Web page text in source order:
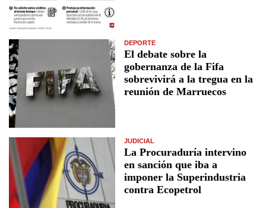
DEPORTE
El debate sobre la
gobernanza de la Fifa
sobrevivirá a la tregua en la
reunión de Marruecos
JUDICIAL
La Procuraduría intervino
en sanción que iba a
imponer la Superindustria
contra Ecopetrol